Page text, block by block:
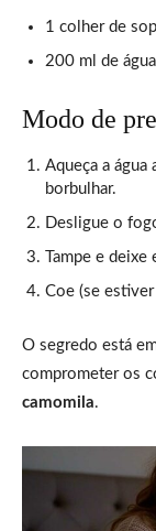
1 colher de
200 ml de
Modo de
Aqueça a água
borbulhar.
Desligue o
Tampe e
Coe (se
O segredo está
comprometer os
camomila.